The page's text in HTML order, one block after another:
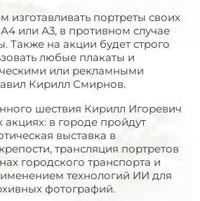
изготавливать портреты своих
или А3, в противном случае
Также на акции будет строго
любые плакаты и
или рекламными
Кирилл Смирнов.
шествия Кирилл Игоревич
в городе пройдут
выставка в
трансляция портретов
городского транспорта и
технологий ИИ для
фотографий.